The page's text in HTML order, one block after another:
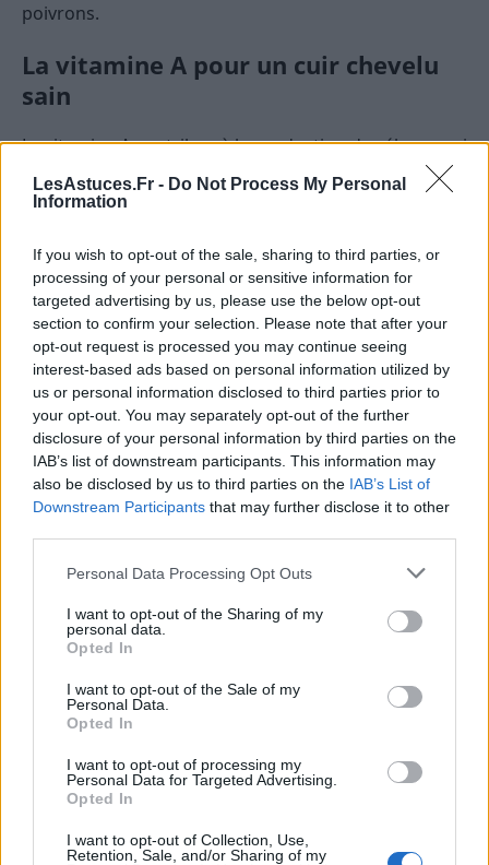
LesAstuces.Fr - Do Not Process My Personal
Information
If you wish to opt-out of the sale, sharing to third parties, or
processing of your personal or sensitive information for
targeted advertising by us, please use the below opt-out
section to confirm your selection. Please note that after your
opt-out request is processed you may continue seeing
interest-based ads based on personal information utilized by
us or personal information disclosed to third parties prior to
your opt-out. You may separately opt-out of the further
disclosure of your personal information by third parties on the
IAB’s list of downstream participants. This information may
also be disclosed by us to third parties on the IAB’s List of
Downstream Participants that may further disclose it to other
Personal Data Processing Opt Outs
I want to opt-out of the Sharing of my
personal data.
Opted In
I want to opt-out of the Sale of my
Personal Data.
Opted In
I want to opt-out of processing my
Personal Data for Targeted Advertising.
Opted In
I want to opt-out of Collection, Use,
Retention, Sale, and/or Sharing of my
poivrons.
La vitamine A pour un cuir chevelu
sain
La vitamine A contribue à la production de sébum, qui
hydrate le cuir chevelu et évite la sécheresse, la
démangeaison et la formation de pellicules. Les
Les carottes: riches en bêta-carotène,
précurseur de la vitamine A.
Les patates douces: source exceptionnelle de
bêta-carotène.
Les épinards et les légumes à feuilles vert
foncé.
Les abats: notamment le foie, en quantité
modérée.
Une alimentation équilibrée en vitamine A favorise un
éviter la fragilité et favoriser la croissance des
cheveux.
La vitamine C et le zinc pour la
réparation et la croissance
dans la santé capillaire :